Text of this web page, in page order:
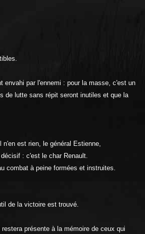
envahi par l'ennemi : pour la masse, c'est un
de lutte sans répit seront inutiles et que la
est rien, le général Estienne,
: c'est le char Renault.
combat à peine formées et instruites.
de la victoire est trouvé.
présente à la mémoire de ceux qui